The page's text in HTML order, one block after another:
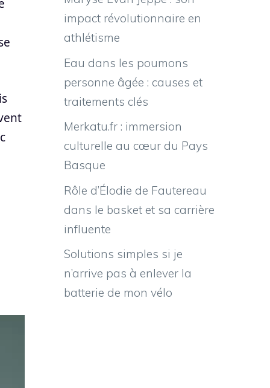
impact révolutionnaire en
athlétisme
Eau dans les poumons
personne âgée : causes et
traitements clés
Merkatu.fr : immersion
culturelle au cœur du Pays
Basque
Rôle d’Élodie de Fautereau
dans le basket et sa carrière
influente
Solutions simples si je
n’arrive pas à enlever la
batterie de mon vélo